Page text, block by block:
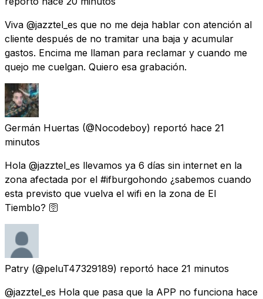
Viva @jazztel_es que no me deja hablar con atención al
cliente después de no tramitar una baja y acumular
gastos. Encima me llaman para reclamar y cuando me
quejo me cuelgan. Quiero esa grabación.
Germán Huertas (@Nocodeboy) reportó hace 21
minutos
Hola @jazztel_es llevamos ya 6 días sin internet en la
zona afectada por el #ifburgohondo ¿sabemos cuando
esta previsto que vuelva el wifi en la zona de El
Tiemblo? 🛜
Patry (@peluT47329189) reportó hace 21 minutos
@jazztel_es Hola que pasa que la APP no funciona hace